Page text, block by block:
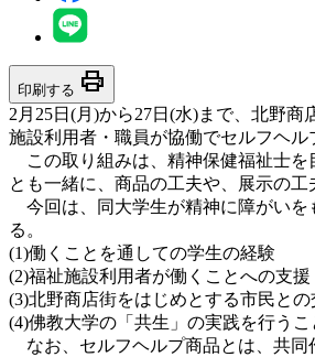
印刷する print
2月25日(月)から27日(水)まで、北野
施設利用者・職員が協働でセルフヘル
この取り組みは、精神保健福祉士を
とも一緒に、商品の工夫や、展示の
今回は、同大学生が精神に障がいを
る。
(1)働くことを通しての学生の経験
(2)福祉施設利用者が働くことへの支援
(3)北野商店街をはじめとする市民と
(4)佛教大学の「共生」の実践を行うこ
なお、セルフヘルプ商品とは、共同